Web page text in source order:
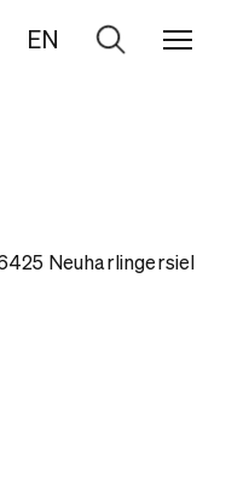
EN
Zur
Neuharlingersiel